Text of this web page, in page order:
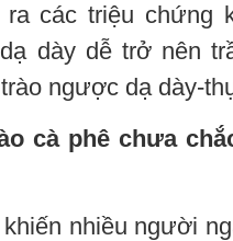
các triệu chứng
dày dễ trở nên
ngược dạ dày-
cà phê chưa
nhiều người